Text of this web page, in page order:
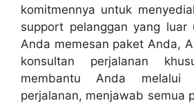
komitmennya untuk
support pelanggan yang luar
Anda memesan paket Anda,
konsultan perjalanan
membantu Anda melalui
perjalanan, menjawab semua